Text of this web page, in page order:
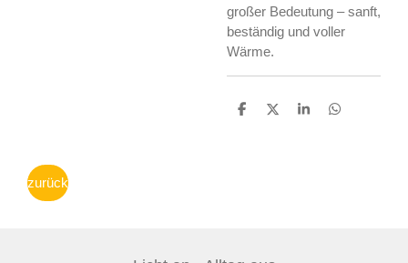
großer Bedeutung – sanft,
beständig und voller
Wärme.
T
T
T
T
zurück